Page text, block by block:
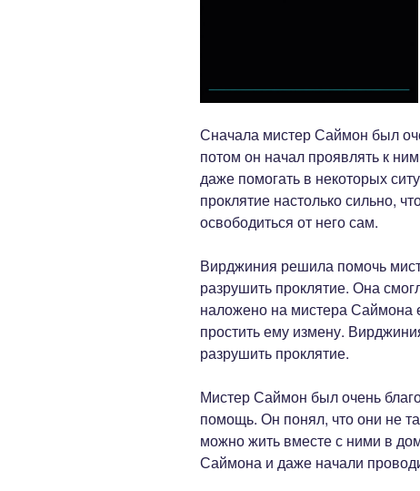
Сначала мистер Саймон был
потом он начал проявлять к
даже помогать в некоторых
проклятие настолько сильно,
освободиться от него сам.
Вирджиния решила помочь
разрушить проклятие. Она
наложено на мистера Саймона
простить ему измену.
разрушить проклятие.
Мистер Саймон был очень
помощь. Он понял, что они не
можно жить вместе с ними в
Саймона и даже начали